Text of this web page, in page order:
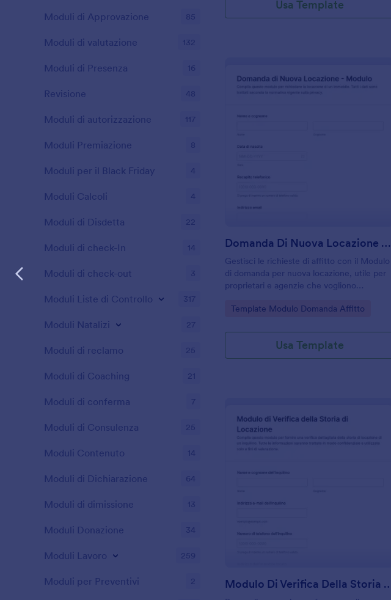
Usa Template
Domanda Di Nuova Locazione Modulo
Gestisci le richieste di affitto con il Modulo
di domanda per nuova locazione, utile per
proprietari e agenzie che vogliono
organizzare le risposte in modo ordinato
Go to Category:
Template Modulo Domanda Affitto
Usa Template
Modulo Di Verifica
Moduli di Approvazione 85
Moduli di valutazione 132
Moduli di Presenza 16
Revisione 48
Moduli di autorizzazione 117
Moduli Premiazione 8
Moduli per il Black Friday 4
Moduli Calcoli 4
Moduli di Disdetta 22
Moduli di check-In 14
Moduli di check-out 3
Moduli Liste di Controllo 317
Moduli Natalizi 27
Moduli di reclamo 25
Moduli di Coaching 21
Moduli di conferma 7
Moduli di Consulenza 25
Moduli Contenuto 14
Moduli di Dichiarazione 64
Moduli di dimissione 13
Moduli Donazione 34
Moduli Lavoro 259
Moduli per Preventivi 2